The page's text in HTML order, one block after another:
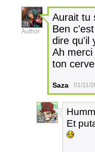
31
Author
Aurait tu
Ben
dire qu'il
Ah
ton
Saza 01/11/
32
Et